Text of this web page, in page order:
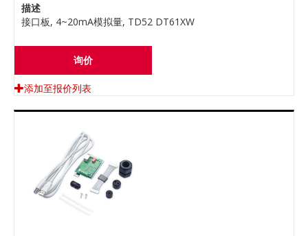
描述
接口板, 4~20mA模拟量, TD52 DT61XW
询价
添加至报价列表